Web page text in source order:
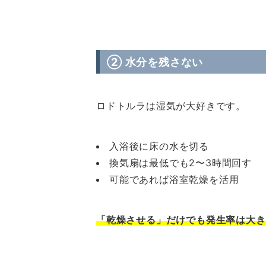
② 水分を残さない
ロドトルラは湿気が大好きです。
入浴後に床の水を切る
換気扇は最低でも2〜3時間回す
可能であれば浴室乾燥を活用
「乾燥させる」だけでも発生率は大